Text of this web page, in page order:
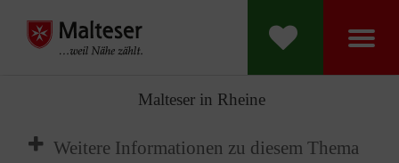
Malteser in Rheine
Weitere Informationen zu diesem Thema